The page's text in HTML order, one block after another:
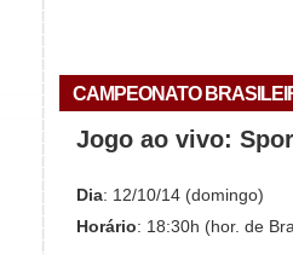
CAMPEONATO
Jogo ao vivo:
Dia: 12/10/14 (domingo)
Horário: 18:30h (hor. de